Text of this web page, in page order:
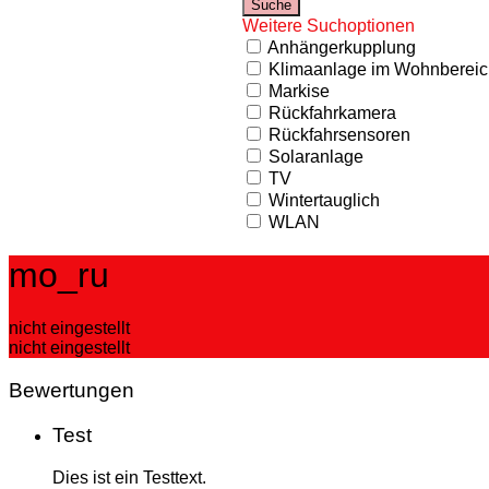
Weitere Suchoptionen
Anhängerkupplung
Klimaanlage im
Markise
Rückfahrkamera
Rückfahrsensoren
Solaranlage
TV
Wintertauglich
WLAN
mo_ru
nicht eingestellt
nicht eingestellt
Bewertungen
Test
Dies ist ein Testtext.